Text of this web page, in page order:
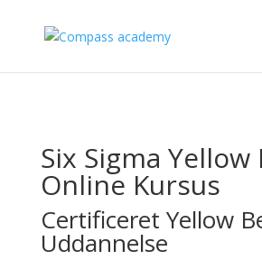
Six Sigma Yellow
Online Kursus
Certificeret Yellow
Uddannelse